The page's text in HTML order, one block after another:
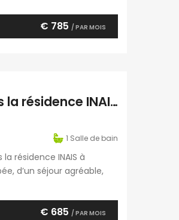
€ 785 / PAR MOIS
À louer agréable appartement T2 de 53.06 m2 situé dans la résidence INAIS à Sainte-Clotilde Réunion
1 Salle de bain
résidence INAIS à
d’un séjour agréable,
€ 685 / PAR MOIS